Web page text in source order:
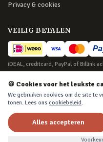
Privacy & cookies
VEILIG BETALEN
iDEAL, creditcard, PayPal of Billink
BEZORGING
Voor 22:45 besteld, morgen in
©2026Cadeau.nl — Alle rechten
🍪 Cookies voor het leukste
We gebruiken cookies om de site te
tonen. Lees ons cookiebeleid.
Alles accepteren